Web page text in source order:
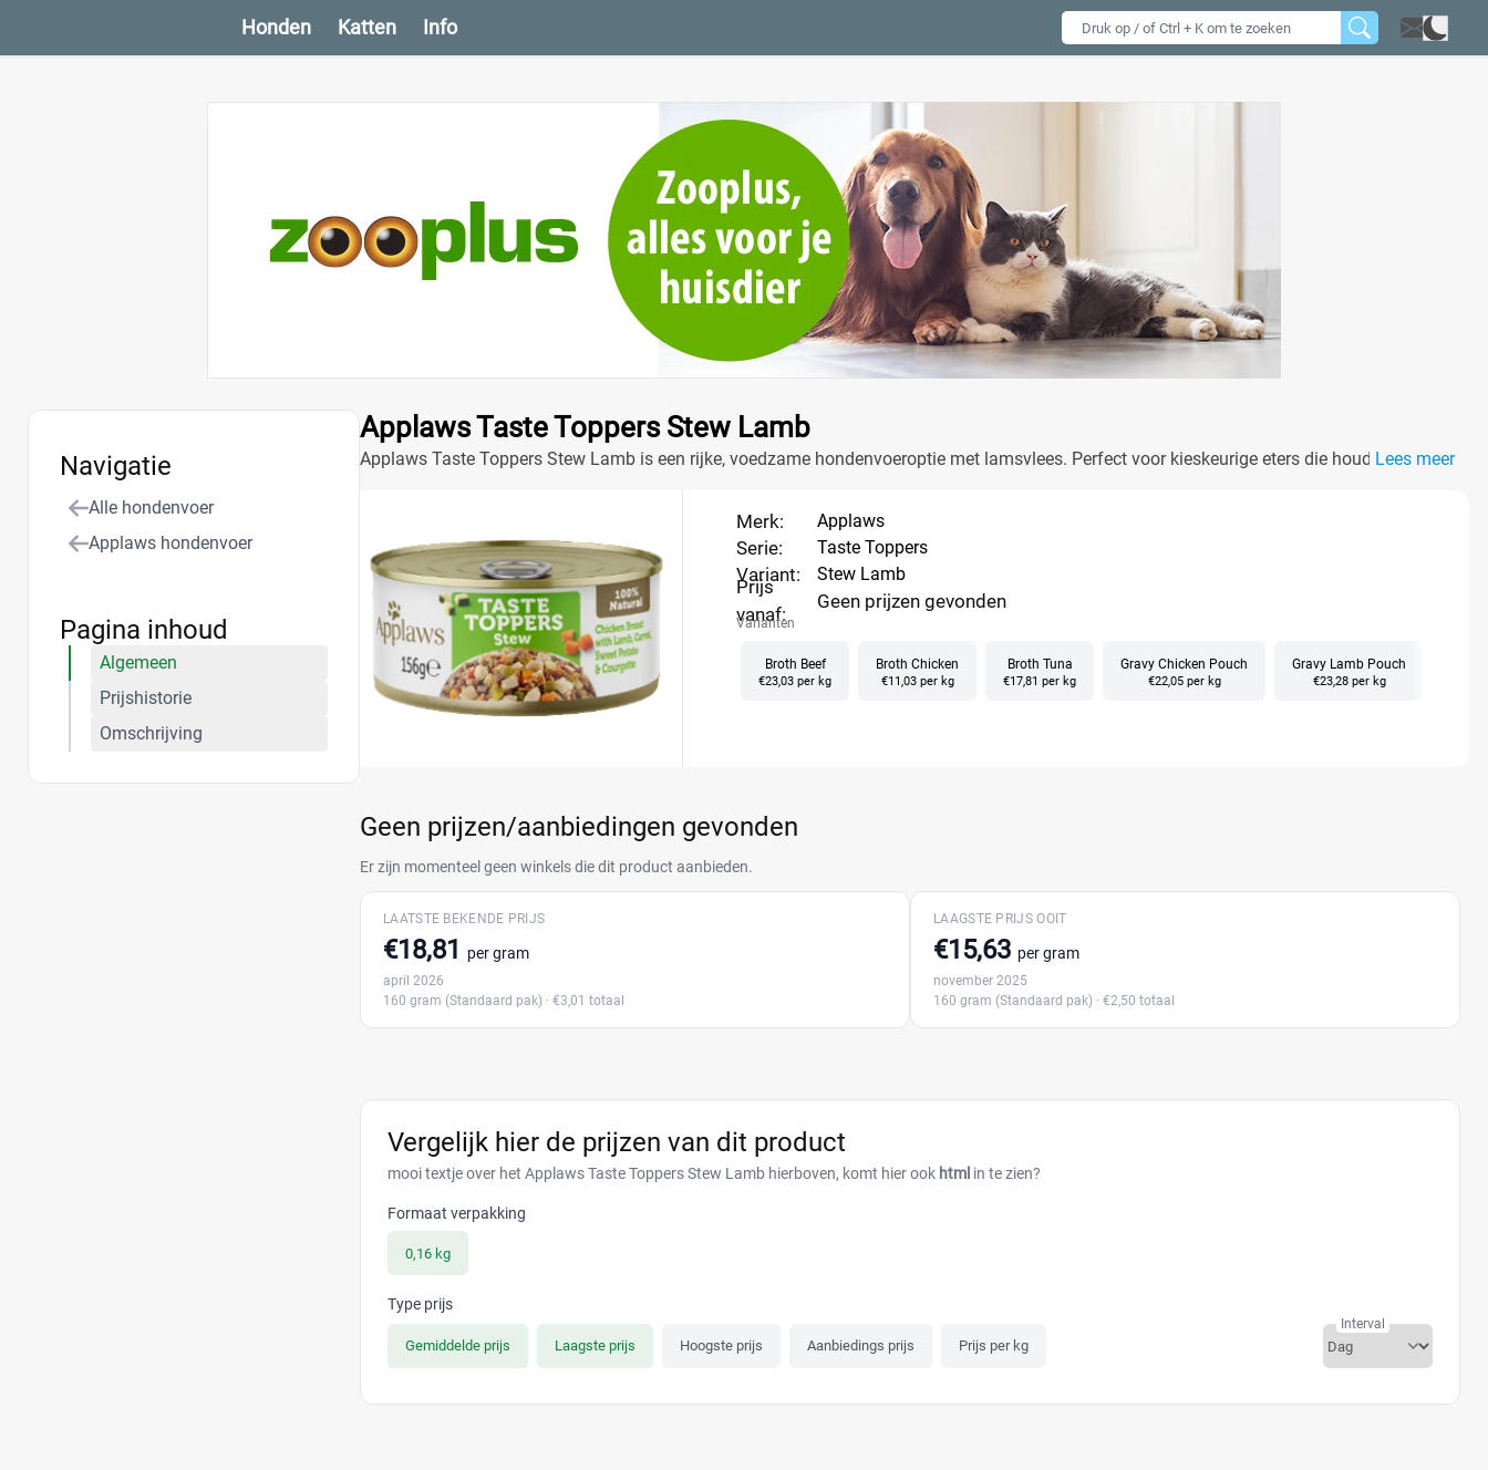
Honden Katten Info
Applaws Taste Toppers Stew Lamb
Applaws Taste Toppers Stew Lamb is een rijke, voedzame hondenvoeroptie met lamsvlees. Perfect voor kieskeurige eters die houden van een
Lees meer
Merk:
Serie:
Variant:
Prijs
vanaf:
Applaws
Taste Toppers
Stew Lamb
Geen prijzen gevonden
Varianten
Broth Beef
€23,03 per kg
Broth Chicken
€11,03 per kg
Broth Tuna
€17,81 per kg
Gravy Chicken Pouch
€22,05 per kg
Gravy Lamb Pouch
€23,28 per kg
Geen prijzen/aanbiedingen gevonden
Er zijn momenteel geen winkels die dit product aanbieden.
LAATSTE BEKENDE PRIJS
€18,81 per gram
april 2026
160 gram (Standaard pak) · €3,01 totaal
LAAGSTE PRIJS OOIT
€15,63 per gram
november 2025
160 gram (Standaard pak) · €2,50 totaal
Vergelijk hier de prijzen van dit product
mooi textje over het Applaws Taste Toppers Stew Lamb hierboven, komt hier ook html in te zien?
Formaat verpakking
0,16 kg
Type prijs
Gemiddelde prijs Laagste prijs Hoogste prijs Aanbiedings prijs Prijs per kg
Interval
Navigatie
Alle hondenvoer
Applaws hondenvoer
Pagina inhoud
Algemeen
Prijshistorie
Omschrijving